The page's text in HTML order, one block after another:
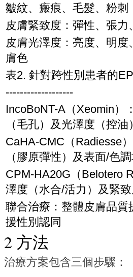
皺紋、瘢痕、毛髮、粉刺
皮膚緊致度：彈性、張力
皮膚光澤度：亮度、明度
膚色
表2. 針對跨性別患者的
-------------------
IncoBoNT-A（Xeomin）
（毛孔）及光澤度（控油）
CaHA-CMC（Radiesse
（膠原彈性）及表面/色
CPM-HA20G（Belotero
澤度（水合/活力）及緊
聯合治療：整體皮膚品質
援性別認同
2 方法
治療方案包含三個步驟：